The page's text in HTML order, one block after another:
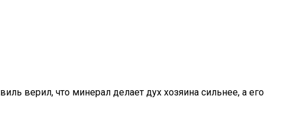
верил, что минерал делает дух хозяина сильнее, а его